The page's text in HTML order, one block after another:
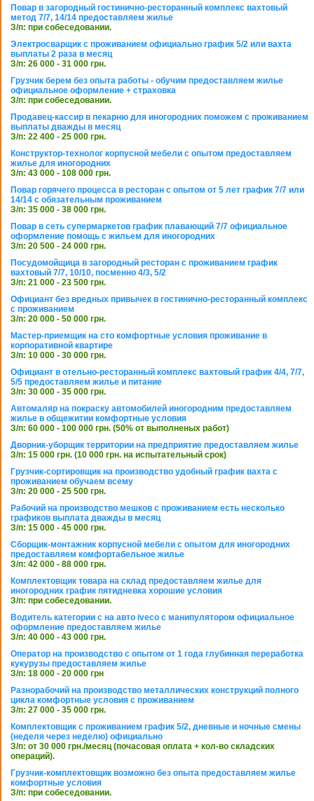
Повар в загородный гостинично-ресторанный комплекс вахтовый
метод 7/7, 14/14 предоставляем жилье
З/п: при собеседовании.
Электросварщик с проживанием официально график 5/2 или вахта
выплаты 2 раза в месяц
З/п: 26 000 - 31 000 грн.
Грузчик берем без опыта работы - обучим предоставляем жилье
официальное оформление + страховка
З/п: при собеседовании.
Продавец-кассир в пекарню для иногородних поможем с проживанием
выплаты дважды в месяц
З/п: 22 400 - 25 000 грн.
Конструктор-технолог корпусной мебели с опытом предоставляем
жилье для иногородних
З/п: 43 000 - 108 000 грн.
Повар горячего процесса в ресторан с опытом от 5 лет график 7/7 или
14/14 с обязательным проживанием
З/п: 35 000 - 38 000 грн.
Повар в сеть супермаркетов график плавающий 7/7 официальное
оформление помощь с жильем для иногородних
З/п: 20 500 - 24 000 грн.
Посудомойщица в загородный ресторан с проживанием график
вахтовый 7/7, 10/10, посменно 4/3, 5/2
З/п: 21 000 - 23 500 грн.
Официант без вредных привычек в гостинично-ресторанный комплекс
с проживанием
З/п: 20 000 - 50 000 грн.
Мастер-приемщик на сто комфортные условия проживание в
корпоративной квартире
З/п: 10 000 - 30 000 грн.
Официант в отельно-ресторанный комплекс вахтовый график 4/4, 7/7,
5/5 предоставляем жилье и питание
З/п: 30 000 - 35 000 грн.
Автомаляр на покраску автомобилей иногородним предоставляем
жилье в общежитии комфортные условия
З/п: 60 000 - 100 000 грн. (50% от выполненых работ)
Дворник-уборщик территории на предприятие предоставляем жилье
З/п: 15 000 грн. (10 000 грн. на испытательный срок)
Грузчик-сортировщик на производство удобный график вахта с
проживанием обучаем всему
З/п: 20 000 - 25 500 грн.
Рабочий на производство мешков с проживанием есть несколько
графиков выплата дважды в месяц
З/п: 15 000 - 45 000 грн.
Сборщик-монтажник корпусной мебели с опытом для иногородних
предоставляем комфортабельное жилье
З/п: 42 000 - 88 000 грн.
Комплектовщик товара на склад предоставляем жилье для
иногородних график пятидневка хорошие условия
З/п: при собеседовании.
Водитель категории с на авто iveco с манипулятором официальное
оформление предоставляем жилье
З/п: 40 000 - 43 000 грн.
Оператор на производство с опытом от 1 года глубинная переработка
кукурузы предоставляем жилье
З/п: 18 000 - 20 000 грн
Разнорабочий на производство металлических конструкций полного
цикла комфортные условия с проживанием
З/п: 27 000 - 35 000 грн.
Комплектовщик с проживанием график 5/2, дневные и ночные смены
(неделя через неделю) официально
З/п: от 30 000 грн./месяц (почасовая оплата + кол-во складских
операций).
Грузчик-комплектовщик возможно без опыта предоставляем жилье
комфортные условия
З/п: при собеседовании.